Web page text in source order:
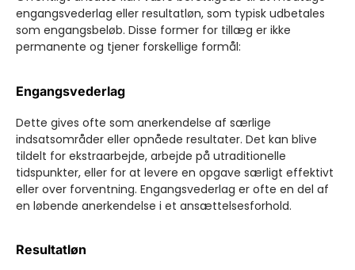
engangsvederlag eller resultatløn, som typisk udbetales
som engangsbeløb. Disse former for tillæg er ikke
permanente og tjener forskellige formål:
Engangsvederlag
Dette gives ofte som anerkendelse af særlige
indsatsområder eller opnåede resultater. Det kan blive
tildelt for ekstraarbejde, arbejde på utraditionelle
tidspunkter, eller for at levere en opgave særligt effektivt
eller over forventning. Engangsvederlag er ofte en del af
en løbende anerkendelse i et ansættelsesforhold.
Resultatløn